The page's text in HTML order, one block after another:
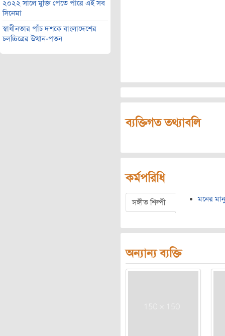
২০২২ সালে মুক্তি পেতে পারে এই সব
সিনেমা
স্বাধীনতার পাঁচ দশকে বাংলাদেশের
চলচ্চিত্রের উত্থান-পতন
ব্যক্তিগত তথ্যাবলি
কর্মপরিধি
সঙ্গীত শিল্পী মনের
অন্যান্য ব্যক্তি